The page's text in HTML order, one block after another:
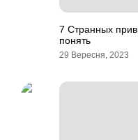
7 Странных
понять
29 Вересня, 2023